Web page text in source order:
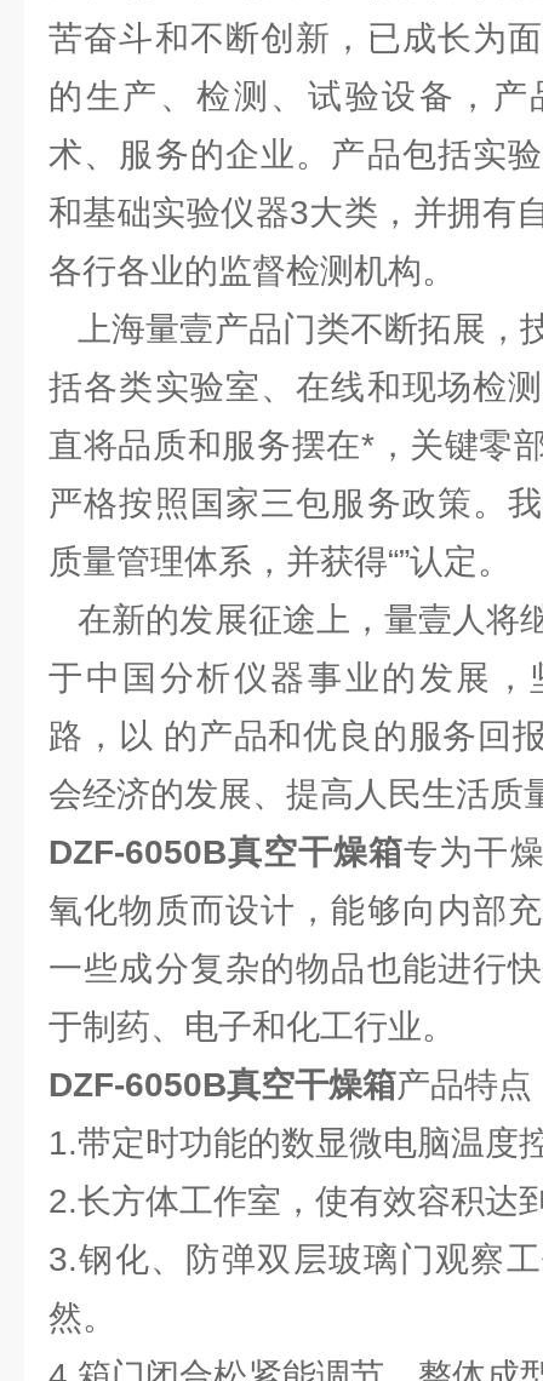
苦奋斗和不断创新，已成长为
的生产、检测、试验设备，
术、服务的企业。产品包括实
和基础实验仪器3大类，并拥有
各行各业的监督检测机构。
上海量壹产品门类不断拓展，
括各类实验室、在线和现场检
直将品质和服务摆在*，关键零
严格按照国家三包服务政策。
质量管理体系，并获得“”认定。
在新的发展征途上，量壹人将
于中国分析仪器事业的发展，
路，以 的产品和优良的服务回
会经济的发展、提高人民生活质
DZF-6050B真空干燥箱专为干
氧化物质而设计，能够向内部
一些成分复杂的物品也能进行
于制药、电子和化工行业。
DZF-6050B真空干燥箱产品特点
1.带定时功能的数显微电脑温度
2.长方体工作室，使有效容积达
3.钢化、防弹双层玻璃门观察
然。